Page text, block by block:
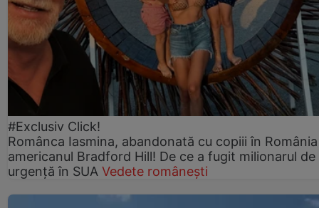
#Exclusiv Click!
Românca Iasmina, abandonată cu copiii în
americanul Bradford Hill! De ce a fugit milionarul de
urgență în SUA Vedete românești